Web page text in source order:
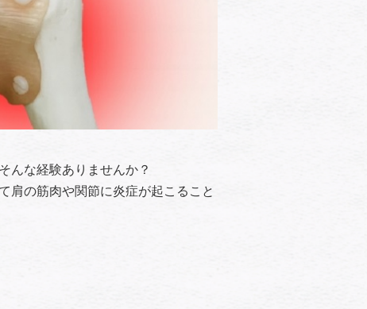
んな経験ありませんか？
肩の筋肉や関節に炎症が起こること